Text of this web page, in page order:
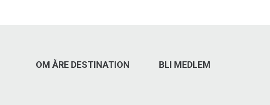
OM ÅRE DESTINATION BLI MEDLEM